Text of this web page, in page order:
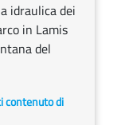
idraulica dei
in Lamis
del
contenuto di